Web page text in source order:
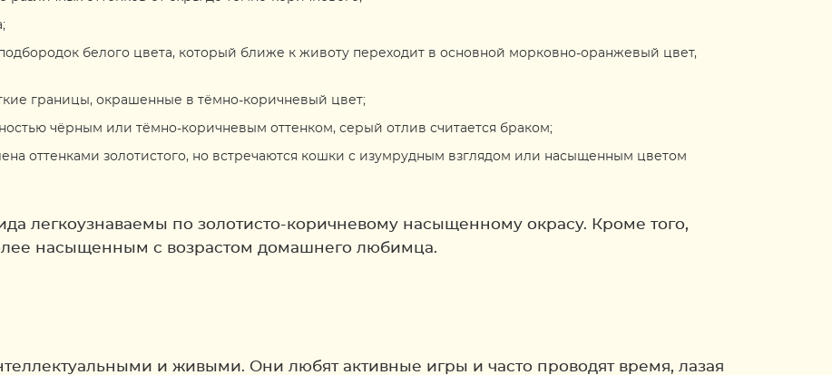
белого цвета, который ближе к животу переходит в основной морковно-оранжевый цвет,
границы, окрашенные в тёмно-коричневый цвет;
чёрным или тёмно-коричневым оттенком, серый отлив считается браком;
оттенками золотистого, но встречаются кошки с изумрудным взглядом или насыщенным цветом
легкоузнаваемы по золотисто-коричневому насыщенному окрасу. Кроме того,
насыщенным с возрастом домашнего любимца.
и живыми. Они любят активные игры и часто проводят время, лазая